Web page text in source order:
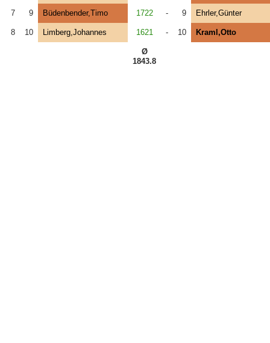
7 9 Büdenbender,Timo 1722 - 9 Ehrler,Günter
8 10 Limberg,Johannes 1621 - 10 Kraml,Otto
Ø
1843.8